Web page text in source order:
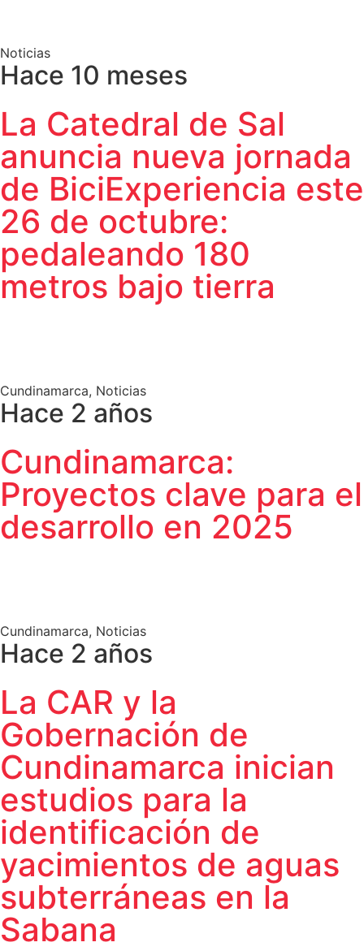
Noticias
Hace 10 meses
La Catedral de Sal
anuncia nueva jornada
de BiciExperiencia este
26 de octubre:
pedaleando 180
metros bajo tierra
Cundinamarca, Noticias
Hace 2 años
Cundinamarca:
Proyectos clave para el
desarrollo en 2025
Cundinamarca, Noticias
Hace 2 años
La CAR y la
Gobernación de
Cundinamarca inician
estudios para la
identificación de
yacimientos de aguas
subterráneas en la
Sabana